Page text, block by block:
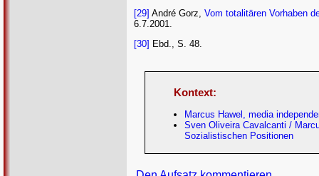
[29] André Gorz, Vom totalitären Vorhaben
6.7.2001.
[30] Ebd., S. 48.
Kontext:
Marcus Hawel, media
Sven Oliveira Cavalcanti /
Sozialistischen Positionen